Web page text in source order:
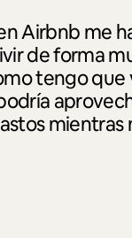
Airbnb me
de forma
tengo que
mientras